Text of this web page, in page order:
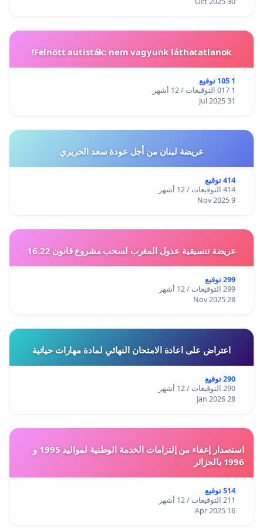
Felnőtt autisták: nem vagyunk láthatatlanok!
1 105 توقيع
1 017 التوقيعات / 12 أشهر
31 Jul 2025
عريضة لبنان من أجل عودة سعد الحريري
414 توقيع
414 التوقيعات / 12 أشهر
9 Nov 2025
عريضة تنسيقية عدول المغرب لسحب مشروع قانون 16.22
299 توقيع
299 التوقيعات / 12 أشهر
28 Nov 2025
اعتراض على اعادة الامتحان النهائي لمادة مهارات حياتية
290 توقيع
290 التوقيعات / 12 أشهر
28 Jan 2026
استصدار إعفاء من إلتزامات الخدمة الوطنية لمواليد 1995 و
1996 بالجزائر
514 توقيع
211 التوقيعات / 12 أشهر
16 Apr 2025